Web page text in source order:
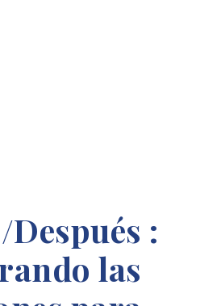
:
las